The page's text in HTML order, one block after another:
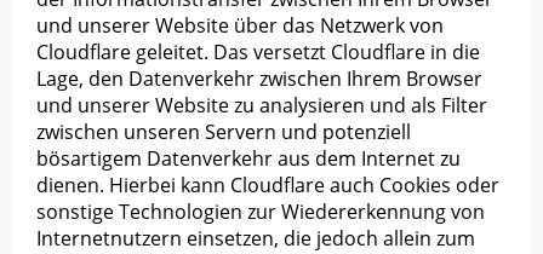
und unserer Website über das Netzwerk von
Cloudflare geleitet. Das versetzt Cloudflare in die
Lage, den Datenverkehr zwischen Ihrem Browser
und unserer Website zu analysieren und als Filter
zwischen unseren Servern und potenziell
bösartigem Datenverkehr aus dem Internet zu
dienen. Hierbei kann Cloudflare auch Cookies oder
sonstige Technologien zur Wiedererkennung von
Internetnutzern einsetzen, die jedoch allein zum